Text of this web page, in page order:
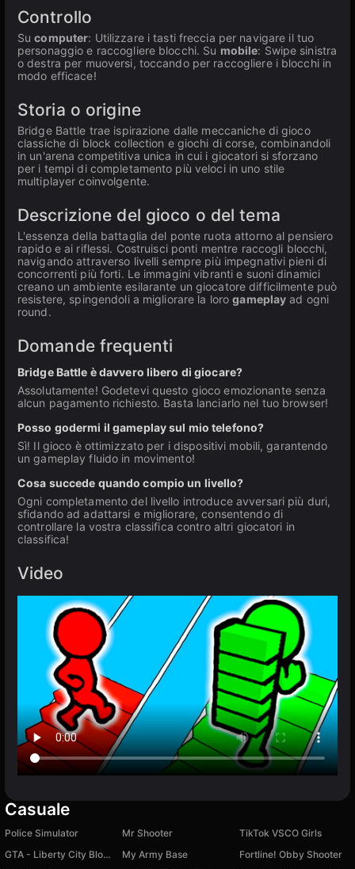
Controllo
Sucomputer: Utilizzare i tasti freccia per navigare il tuo
personaggio e raccogliere blocchi. Su mobile: Swipe sinistra
o destra per muoversi, toccando per raccogliere i blocchi in
modo efficace!
Storia o origine
Bridge Battle trae ispirazione dalle meccaniche di gioco
classiche di block collection e giochi di corse, combinandoli
in un'arena competitiva unica in cui i giocatori si sforzano
per i tempi di completamento più veloci in uno stile
multiplayer coinvolgente.
Descrizione del gioco o del tema
L'essenza della battaglia del ponte ruota attorno al pensiero
rapido e ai riflessi. Costruisci ponti mentre raccogli blocchi,
navigando attraverso livelli sempre più impegnativi pieni di
concorrenti più forti. Le immagini vibranti e suoni dinamici
creano un ambiente esilarante un giocatore difficilmente può
resistere, spingendoli a migliorare la lorogameplay ad ogni
round.
Domande frequenti
Bridge Battle è davvero libero di giocare?
Assolutamente! Godetevi questo gioco emozionante senza
alcun pagamento richiesto. Basta lanciarlo nel tuo browser!
Posso godermi il gameplay sul mio telefono?
Sì! Il gioco è ottimizzato per i dispositivi mobili, garantendo
un gameplay fluido in movimento!
Cosa succede quando compio un livello?
Ogni completamento del livello introduce avversari più duri,
sfidando ad adattarsi e migliorare, consentendo di
controllare la vostra classifica contro altri giocatori in
classifica!
Video
Casuale
Police Simulator Mr Shooter
TikTok VSCO Girls
GTA - Liberty City Blocks
My Army Base
Fortline! Obby Shooter